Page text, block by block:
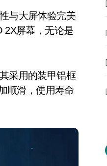
2X屏幕，无论是
采用的装甲铝框
顺滑，使用寿命